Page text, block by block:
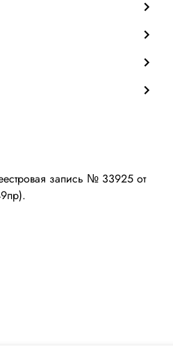
запись № 33925 от